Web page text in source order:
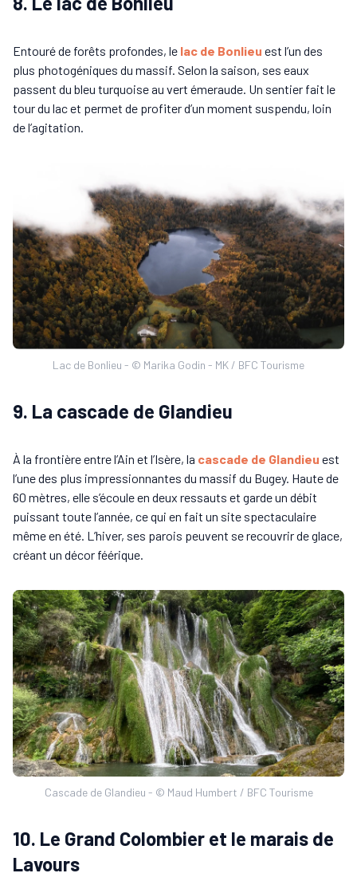
Entouré de forêts profondes, le lac de Bonlieu est l’un des
plus photogéniques du massif. Selon la saison, ses eaux
passent du bleu turquoise au vert émeraude. Un sentier fait le
tour du lac et permet de profiter d’un moment suspendu, loin
de l’agitation.
Lac de Bonlieu - © Marika Godin - MK / BFC Tourisme
9. La cascade de Glandieu
À la frontière entre l’Ain et l’Isère, la cascade de Glandieu est
l’une des plus impressionnantes du massif du Bugey. Haute de
60 mètres, elle s’écoule en deux ressauts et garde un débit
puissant toute l’année, ce qui en fait un site spectaculaire
même en été. L’hiver, ses parois peuvent se recouvrir de glace,
créant un décor féérique.
Cascade de Glandieu - © Maud Humbert / BFC Tourisme
10. Le Grand Colombier et le marais de
Lavours